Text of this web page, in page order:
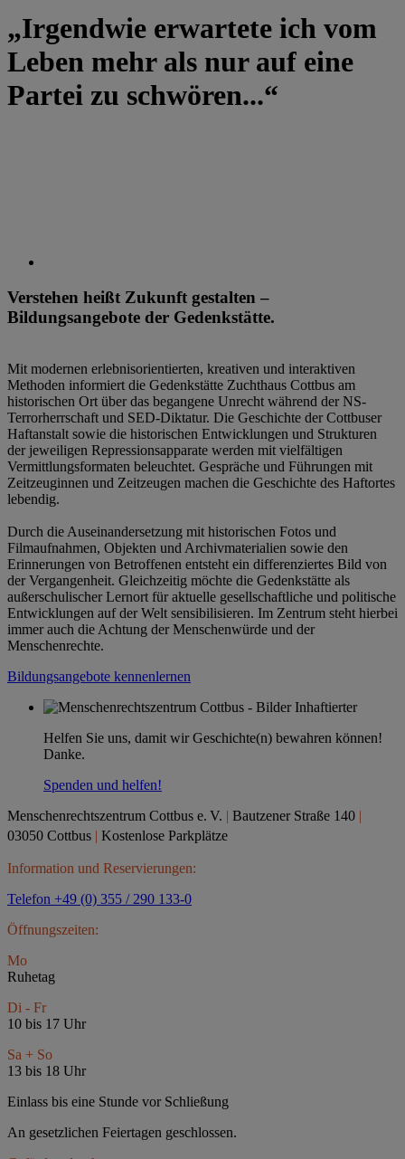
„Irgendwie erwartete ich vom
Leben mehr als nur auf eine
Partei zu schwören...“
Verstehen heißt Zukunft gestalten –
Bildungsangebote der Gedenkstätte.
Mit modernen erlebnisorientierten, kreativen und interaktiven
Methoden informiert die Gedenkstätte Zuchthaus Cottbus am
historischen Ort über das begangene Unrecht während der NS-
Terrorherrschaft und SED-Diktatur. Die Geschichte der Cottbuser
Haftanstalt sowie die historischen Entwicklungen und Strukturen
der jeweiligen Repressionsapparate werden mit vielfältigen
Vermittlungsformaten beleuchtet. Gespräche und Führungen mit
Zeitzeuginnen und Zeitzeugen machen die Geschichte des Haftortes
lebendig.
Durch die Auseinandersetzung mit historischen Fotos und
Filmaufnahmen, Objekten und Archivmaterialien sowie den
Erinnerungen von Betroffenen entsteht ein differenziertes Bild von
der Vergangenheit. Gleichzeitig möchte die Gedenkstätte als
außerschulischer Lernort für aktuelle gesellschaftliche und politische
Entwicklungen auf der Welt sensibilisieren. Im Zentrum steht hierbei
immer auch die Achtung der Menschenwürde und der
Menschenrechte.
Bildungsangebote kennenlernen
Helfen Sie uns, damit wir Geschichte(n) bewahren können!
Danke.
Spenden und helfen!
Menschenrechtszentrum Cottbus e. V. | Bautzener Straße 140 |
03050 Cottbus | Kostenlose Parkplätze
Information und Reservierungen:
Telefon +49 (0) 355 / 290 133-0
Öffnungszeiten:
Mo
Ruhetag
Di - Fr
10 bis 17 Uhr
Sa + So
13 bis 18 Uhr
Einlass bis eine Stunde vor Schließung
An gesetzlichen Feiertagen geschlossen.